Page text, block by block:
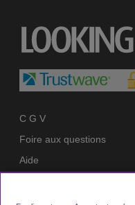
C G V
Foire aux questions
Aide
Politique en matière de